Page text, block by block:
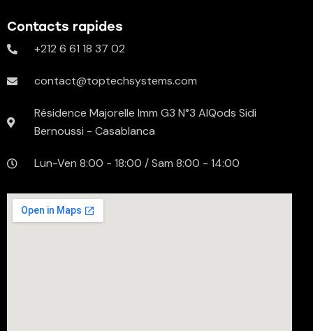
Contacts rapides
+212 6 61 18 37 02
contact@toptechsystems.com
Résidence Majorelle Imm G3 N°3 AlQods Sidi
Bernoussi - Casablanca
Lun-Ven 8:00 - 18:00 / Sam 8:00 - 14:00